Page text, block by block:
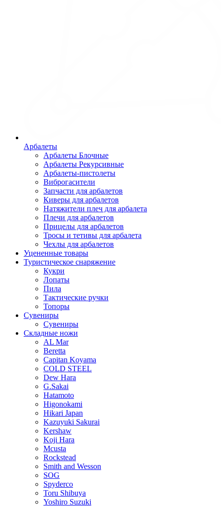
Арбалеты
Арбалеты Блочные
Арбалеты Рекурсивные
Арбалеты-пистолеты
Виброгасители
Запчасти для арбалетов
Киверы для арбалетов
Натяжители плеч для арбалета
Плечи для арбалетов
Прицелы для арбалетов
Тросы и тетивы для арбалета
Чехлы для арбалетов
Уцененные товары
Туристическое снаряжение
Кукри
Лопаты
Пила
Тактические ручки
Топоры
Сувениры
Сувениры
Складные ножи
AL Mar
Beretta
Capitan Koyama
COLD STEEL
Dew Hara
G.Sakai
Hatamoto
Higonokami
Hikari Japan
Kazuyuki Sakurai
Kershaw
Koji Hara
Mcusta
Rockstead
Smith and Wesson
SOG
Spyderco
Toru Shibuya
Yoshiro Suzuki